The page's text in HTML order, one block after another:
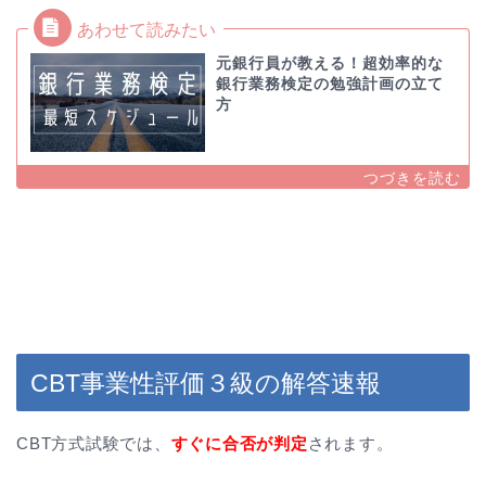
元銀行員が教える！超効率的な
銀行業務検定の勉強計画の立て
方
CBT事業性評価３級の解答速報
CBT方式試験では、 すぐに合否が判定 されます。